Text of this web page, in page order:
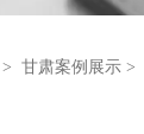
> 甘肃案例展示>